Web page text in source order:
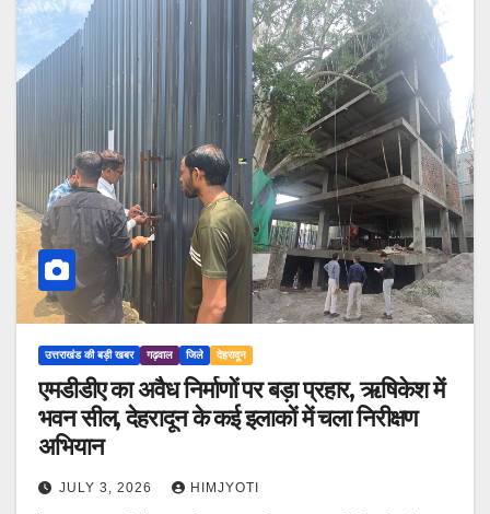
उत्तराखंड की बड़ी खबर गढ़वाल जिले देहरादून
एमडीडीए का अवैध निर्माणों पर बड़ा प्रहार, ऋषिकेश में
भवन सील, देहरादून के कई इलाकों में चला निरीक्षण
अभियान
JULY 3, 2026 HIMJYOTI